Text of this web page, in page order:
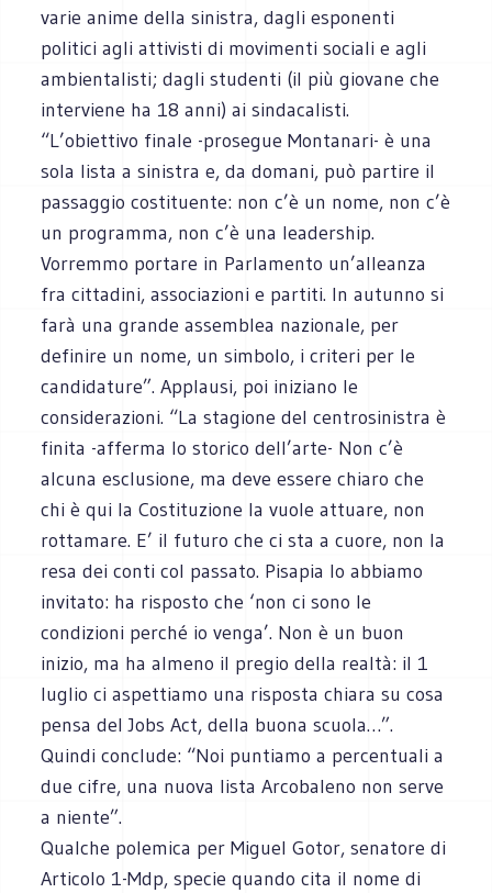
varie anime della sinistra, dagli esponenti
politici agli attivisti di movimenti sociali e agli
ambientalisti; dagli studenti (il più giovane che
interviene ha 18 anni) ai sindacalisti.
“L’obiettivo finale -prosegue Montanari- è una
sola lista a sinistra e, da domani, può partire il
passaggio costituente: non c’è un nome, non c’è
un programma, non c’è una leadership.
Vorremmo portare in Parlamento un’alleanza
fra cittadini, associazioni e partiti. In autunno si
farà una grande assemblea nazionale, per
definire un nome, un simbolo, i criteri per le
candidature”. Applausi, poi iniziano le
considerazioni. “La stagione del centrosinistra è
finita -afferma lo storico dell’arte- Non c’è
alcuna esclusione, ma deve essere chiaro che
chi è qui la Costituzione la vuole attuare, non
rottamare. E’ il futuro che ci sta a cuore, non la
resa dei conti col passato. Pisapia lo abbiamo
invitato: ha risposto che ‘non ci sono le
condizioni perché io venga’. Non è un buon
inizio, ma ha almeno il pregio della realtà: il 1
luglio ci aspettiamo una risposta chiara su cosa
pensa del Jobs Act, della buona scuola…”.
Quindi conclude: “Noi puntiamo a percentuali a
due cifre, una nuova lista Arcobaleno non serve
a niente”.
Qualche polemica per Miguel Gotor, senatore di
Articolo 1-Mdp, specie quando cita il nome di